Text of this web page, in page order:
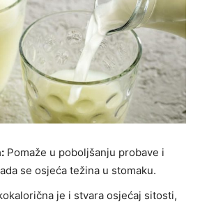
Pomaže u poboljšanju probave i
se osjeća težina u stomaku.
je i stvara osjećaj sitosti,